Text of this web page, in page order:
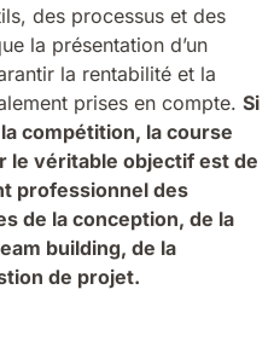
des processus et des
la présentation d’un
la rentabilité et la
prises en compte. Si
compétition, la course
le véritable objectif est de
professionnel des
de la conception, de la
building, de la
de projet.